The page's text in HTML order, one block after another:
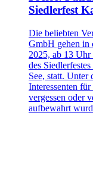
Siedlerfest
Die beliebten
GmbH gehen in
2025, ab 13
des
See, statt.
Interessenten
vergessen oder
aufbewahrt